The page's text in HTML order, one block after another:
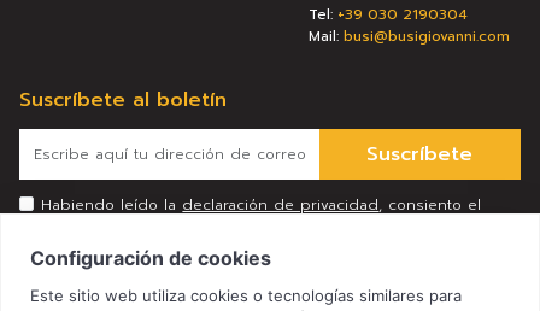
Tel: +39 030 2190304
Mail: busi@busigiovanni.com
Suscríbete al boletín
Suscríbete
Habiendo leído la declaración de privacidad, consiento el
en la misma.